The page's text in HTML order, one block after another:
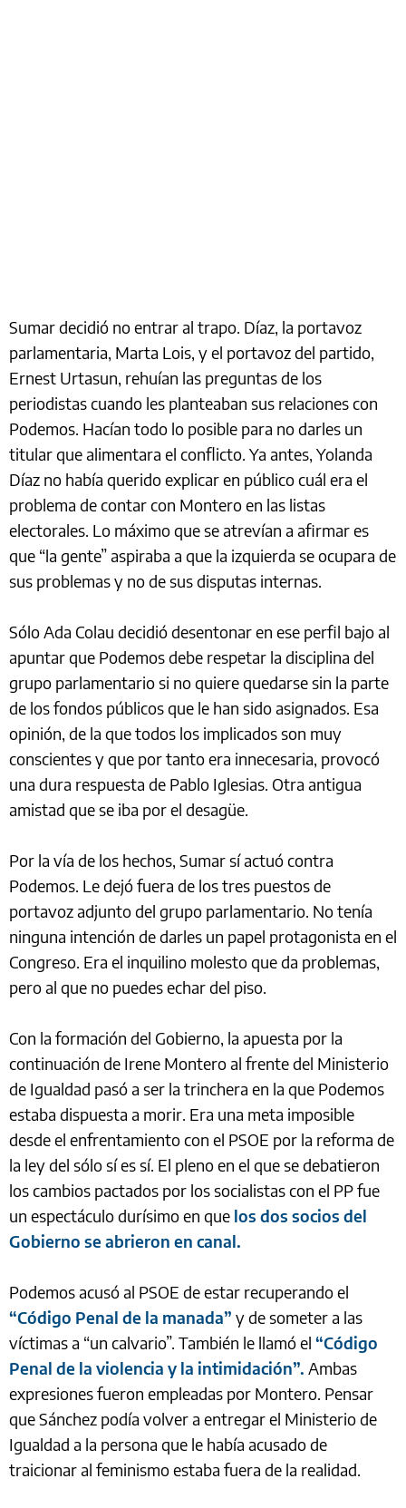
Sumar decidió no entrar al trapo. Díaz, la portavoz
parlamentaria, Marta Lois, y el portavoz del partido,
Ernest Urtasun, rehuían las preguntas de los
periodistas cuando les planteaban sus relaciones con
Podemos. Hacían todo lo posible para no darles un
titular que alimentara el conflicto. Ya antes, Yolanda
Díaz no había querido explicar en público cuál era el
problema de contar con Montero en las listas
electorales. Lo máximo que se atrevían a afirmar es
que “la gente” aspiraba a que la izquierda se ocupara de
sus problemas y no de sus disputas internas.
Sólo Ada Colau decidió desentonar en ese perfil bajo al
apuntar que Podemos debe respetar la disciplina del
grupo parlamentario si no quiere quedarse sin la parte
de los fondos públicos que le han sido asignados. Esa
opinión, de la que todos los implicados son muy
conscientes y que por tanto era innecesaria, provocó
una dura respuesta de Pablo Iglesias. Otra antigua
amistad que se iba por el desagüe.
Por la vía de los hechos, Sumar sí actuó contra
Podemos. Le dejó fuera de los tres puestos de
portavoz adjunto del grupo parlamentario. No tenía
ninguna intención de darles un papel protagonista en el
Congreso. Era el inquilino molesto que da problemas,
pero al que no puedes echar del piso.
Con la formación del Gobierno, la apuesta por la
continuación de Irene Montero al frente del Ministerio
de Igualdad pasó a ser la trinchera en la que Podemos
estaba dispuesta a morir. Era una meta imposible
desde el enfrentamiento con el PSOE por la reforma de
la ley del sólo sí es sí. El pleno en el que se debatieron
los cambios pactados por los socialistas con el PP fue
un espectáculo durísimo en que los dos socios del
Gobierno se abrieron en canal.
Podemos acusó al PSOE de estar recuperando el
“Código Penal de la manada” y de someter a las
víctimas a “un calvario”. También le llamó el “Código
Penal de la violencia y la intimidación”. Ambas
expresiones fueron empleadas por Montero. Pensar
que Sánchez podía volver a entregar el Ministerio de
Igualdad a la persona que le había acusado de
traicionar al feminismo estaba fuera de la realidad.